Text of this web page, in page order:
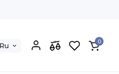
Ru 0